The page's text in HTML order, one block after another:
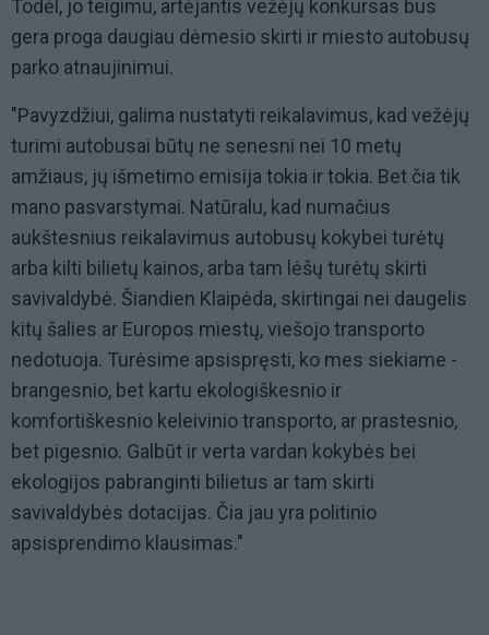
Todėl, jo teigimu, artėjantis vežėjų konkursas bus
gera proga daugiau dėmesio skirti ir miesto autobusų
parko atnaujinimui.
"Pavyzdžiui, galima nustatyti reikalavimus, kad vežėjų
turimi autobusai būtų ne senesni nei 10 metų
amžiaus, jų išmetimo emisija tokia ir tokia. Bet čia tik
mano pasvarstymai. Natūralu, kad numačius
aukštesnius reikalavimus autobusų kokybei turėtų
arba kilti bilietų kainos, arba tam lėšų turėtų skirti
savivaldybė. Šiandien Klaipėda, skirtingai nei daugelis
kitų šalies ar Europos miestų, viešojo transporto
nedotuoja. Turėsime apsispręsti, ko mes siekiame -
brangesnio, bet kartu ekologiškesnio ir
komfortiškesnio keleivinio transporto, ar prastesnio,
bet pigesnio. Galbūt ir verta vardan kokybės bei
ekologijos pabranginti bilietus ar tam skirti
savivaldybės dotacijas. Čia jau yra politinio
apsisprendimo klausimas."